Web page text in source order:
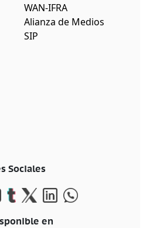
WAN-IFRA
Alianza de Medios
SIP
Sociales
en